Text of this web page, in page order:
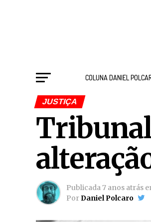
COLUNA DANIEL
JUSTIÇA
Publicada7 anos atrás
PorDaniel Polcaro